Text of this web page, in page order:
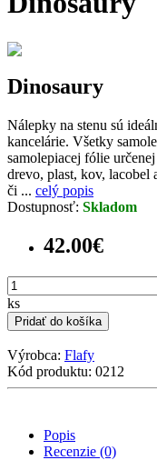
Dinosaury
Nálepky na stenu sú
kancelárie. Všetky
samolepiacej fólie
drevo, plast, kov, lacobel
či ... celý popis
Dostupnosť: Skladom
42.00€
ks
Pridať do košíka
Výrobca: Flafy
Kód produktu: 0212
Popis
Recenzie (0)